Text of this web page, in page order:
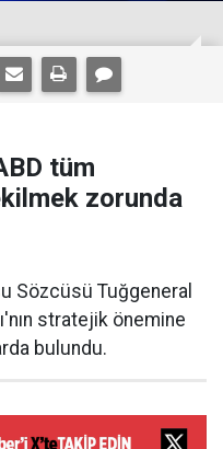
tüm
zorunda
Sözcüsü Tuğgeneral
stratejik önemine
bulundu.